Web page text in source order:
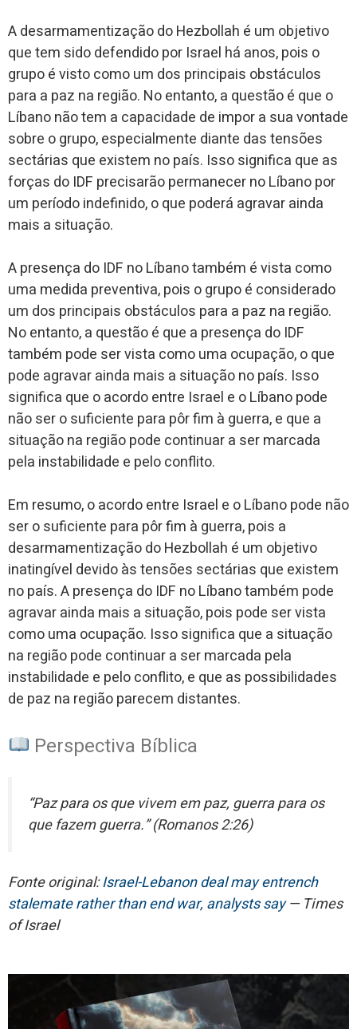
A desarmamentização do Hezbollah é um objetivo
que tem sido defendido por Israel há anos, pois o
grupo é visto como um dos principais obstáculos
para a paz na região. No entanto, a questão é que o
Líbano não tem a capacidade de impor a sua vontade
sobre o grupo, especialmente diante das tensões
sectárias que existem no país. Isso significa que as
forças do IDF precisarão permanecer no Líbano por
um período indefinido, o que poderá agravar ainda
mais a situação.
A presença do IDF no Líbano também é vista como
uma medida preventiva, pois o grupo é considerado
um dos principais obstáculos para a paz na região.
No entanto, a questão é que a presença do IDF
também pode ser vista como uma ocupação, o que
pode agravar ainda mais a situação no país. Isso
significa que o acordo entre Israel e o Líbano pode
não ser o suficiente para pôr fim à guerra, e que a
situação na região pode continuar a ser marcada
pela instabilidade e pelo conflito.
Em resumo, o acordo entre Israel e o Líbano pode não
ser o suficiente para pôr fim à guerra, pois a
desarmamentização do Hezbollah é um objetivo
inatingível devido às tensões sectárias que existem
no país. A presença do IDF no Líbano também pode
agravar ainda mais a situação, pois pode ser vista
como uma ocupação. Isso significa que a situação
na região pode continuar a ser marcada pela
instabilidade e pelo conflito, e que as possibilidades
de paz na região parecem distantes.
Perspectiva Bíblica
“Paz para os que vivem em paz, guerra para os
que fazem guerra.” (Romanos 2:26)
Fonte original:Israel-Lebanon deal may entrench
stalemate rather than end war, analysts say— Times
of Israel